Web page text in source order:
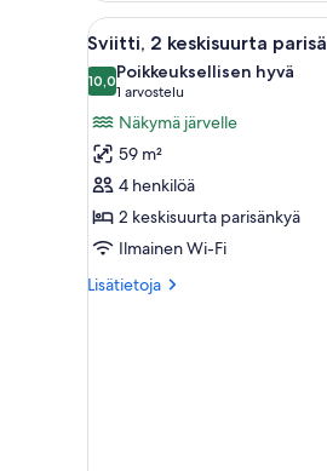
Avaa
kaikki
huonetyypin
Sviitti,
2
keskisuurta
parisänkyä,
järvinäköala
kuvat
3
Sviitti, 2 keskisuurta
10,010,0 kautta 10
Poikkeuksellisen hyvä
1 arvostelu
(1
arvostelu)
Näkymä järvelle
59 m²
4 henkilöä
2 keskisuurta parisänkyä
Ilmainen Wi-Fi
Lisätietoja
Lisätietoja